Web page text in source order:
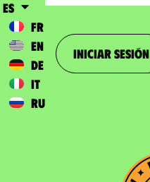
ES
FR
EN
DE
IT
RU
Iniciar sesión